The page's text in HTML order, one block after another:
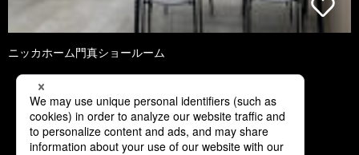
ニッカホーム門真ショールーム
1 2 3 4 5